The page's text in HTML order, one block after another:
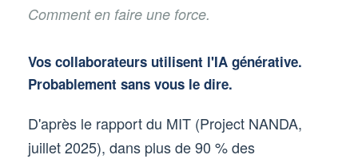
Comment en faire une force.
Vos collaborateurs utilisent l'IA générative.
Probablement sans vous le dire.
D'après le rapport du MIT (Project NANDA,
juillet 2025), dans plus de 90 % des